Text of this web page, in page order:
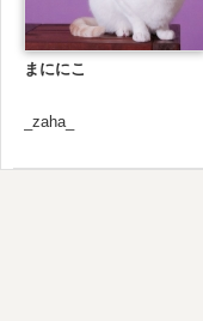
まににこ
_zaha_